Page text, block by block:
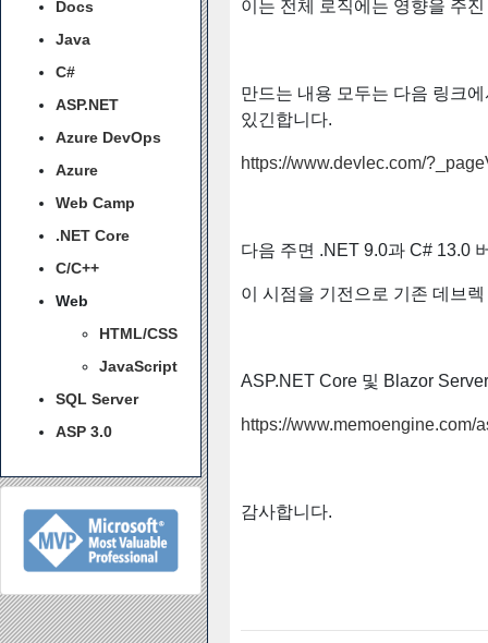
Docs
Java
C#
ASP.NET
Azure DevOps
Azure
Web Camp
.NET Core
C/C++
Web
HTML/CSS
JavaScript
SQL Server
ASP 3.0
이는 전체 로직에는 영향을 주
만드는 내용 모두는 다음 링크
있긴합니다.
https://www.devlec.com/
다음 주면 .NET 9.0과 C# 13.0
이 시점을 기전으로 기존 데브
ASP.NET Core 및 Blazor
https://www.memoengine.com/
감사합니다.